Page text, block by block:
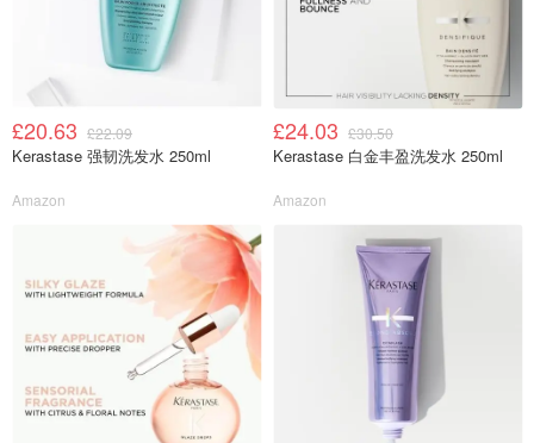
£20.63 £22.09
Kerastase 强韧洗发水 250ml
Amazon
£24.03 £30.50
Kerastase 白金丰盈洗发水 250ml
Amazon